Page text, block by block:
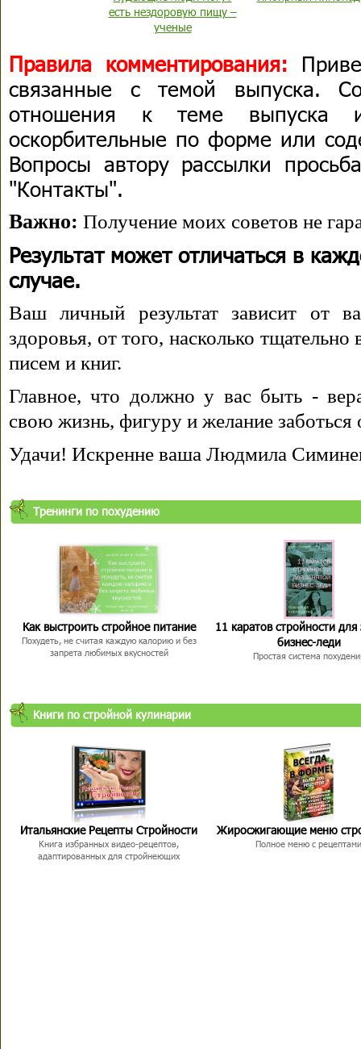
есть нездоровую пищу –
ученые
Правила комментирования:
связанные с темой выпуска.
отношения к теме выпуска
оскорбительные по форме или
Вопросы автору рассылки
"Контакты".
Важно: Получение моих советов не
Результат может отличаться в
случае.
Ваш личный результат зависит от
здоровья, от того, насколько
писем и книг.
Главное, что должно у вас быть -
свою жизнь, фигуру и желание заботься
Удачи! Искренне ваша Людмила
Тренинги по похудению
Как выстроить стройное питание
Похудеть, не считая каждую калорию и без
запрета любимых вкусностей
11 каратов стройности для
бизнес-леди
Простая система
Книги по стройной кулинарии
Итальянские Рецепты Стройности
Книга избранных видео-рецептов,
адаптированных для стройнеющих
Жиросжигающие меню
Полное меню с рецептами